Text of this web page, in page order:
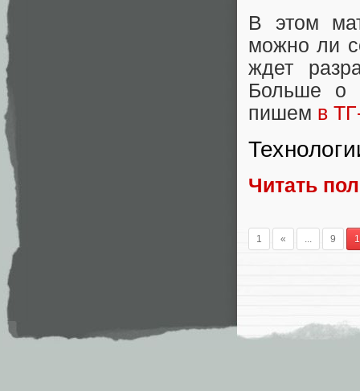
В этом
можно ли
ждет
Больше о
пишем в
Читать
1 « ... 9